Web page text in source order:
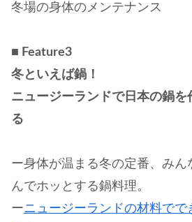
冬場の身体のメンテナンス
■ Feature3
冬といえば鍋！
ニュージーランドで日本の鍋を
る
ー身体が温まる冬の定番、みん
んでホッとする鍋料理。
ーニュージーランドの材料でで